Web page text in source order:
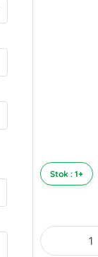
Stok : 1+